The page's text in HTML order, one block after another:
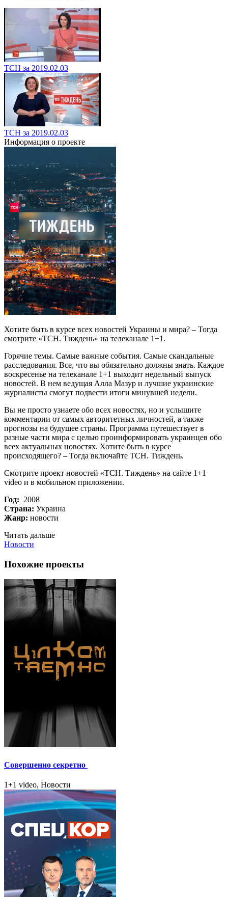
ТСН за 2019.02.03
ТСН за 2019.02.03
Информация о проекте
Хотите быть в курсе всех новостей Украины и мира? – Тогда
смотрите «ТСН. Тиждень» на телеканале 1+1.
Горячие темы. Самые важные события. Самые скандальные
расследования. Все, что вы обязательно должны знать. Каждое
воскресенье на телеканале 1+1 выходит недельный выпуск
новостей. В нем ведущая Алла Мазур и лучшие украинские
журналисты смогут подвести итоги минувшей недели.
Вы не просто узнаете обо всех новостях, но и услышите
комментарии от самых авторитетных личностей, а также
прогнозы на будущее страны. Программа путешествует в
разные части мира с целью проинформировать украинцев обо
всех актуальных новостях. Хотите быть в курсе
происходящего? – Тогда включайте ТСН. Тиждень.
Смотрите проект новостей «ТСН. Тиждень» на сайте 1+1
video и в мобильном приложении.
Год: 2008
Страна: Украина
Жанр: новости
Читать дальше
Новости
Похожие проекты
Совершенно секретно
1+1 video, Новости